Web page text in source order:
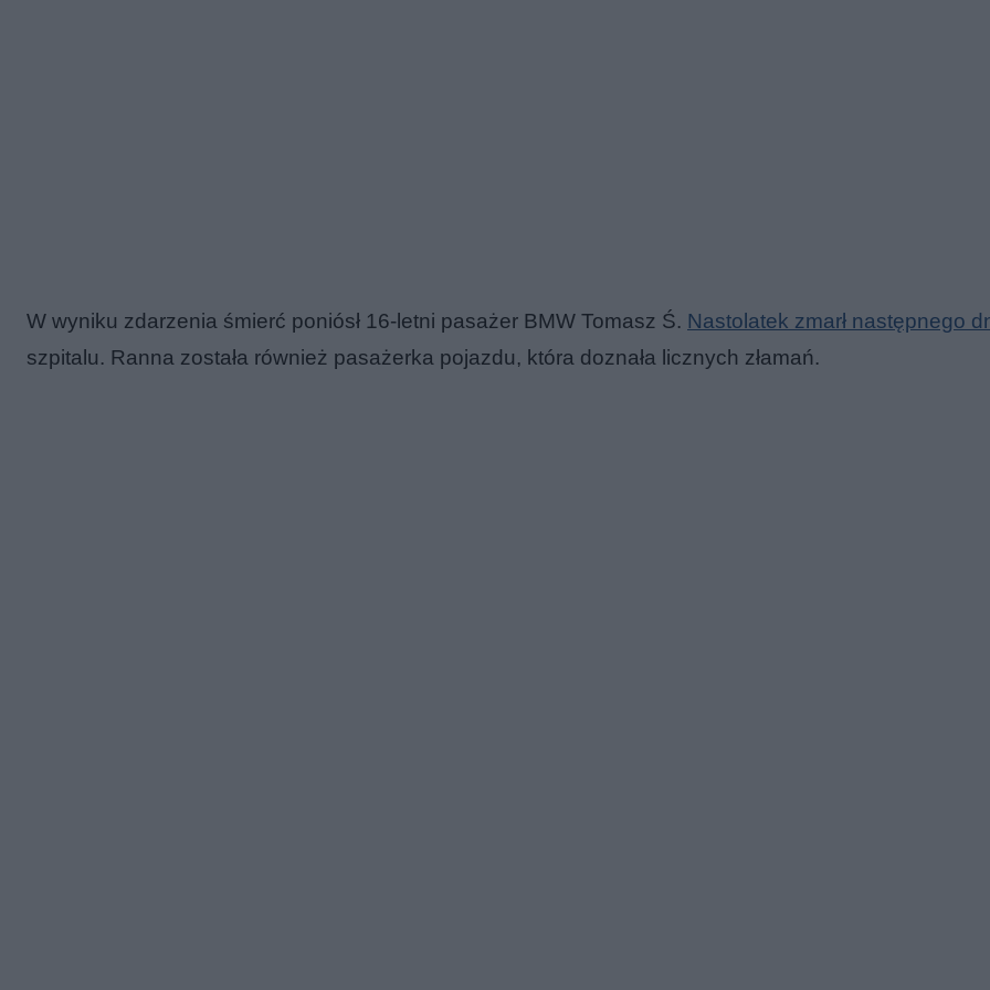
W wyniku zdarzenia śmierć poniósł 16-letni pasażer BMW Tomasz Ś. Nastolatek zmarł następnego
szpitalu. Ranna została również pasażerka pojazdu, która doznała licznych złamań.